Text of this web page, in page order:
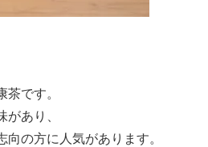
です。
あり、
の方に人気があります。